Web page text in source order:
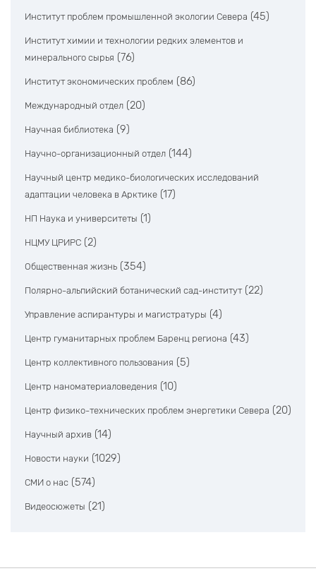
Институт проблем промышленной экологии Севера (45)
Институт химии и технологии редких элементов и
минерального сырья (76)
Институт экономических проблем (86)
Международный отдел (20)
Научная библиотека (9)
Научно-организационный отдел (144)
Научный центр медико-биологических исследований
адаптации человека в Арктике (17)
НП Наука и университеты (1)
НЦМУ ЦРИРС (2)
Общественная жизнь (354)
Полярно-альпийский ботанический сад-институт (22)
Управление аспирантуры и магистратуры (4)
Центр гуманитарных проблем Баренц региона (43)
Центр коллективного пользования (5)
Центр наноматериаловедения (10)
Центр физико-технических проблем энергетики Севера (20)
Научный архив (14)
Новости науки (1029)
СМИ о нас (574)
Видеосюжеты (21)